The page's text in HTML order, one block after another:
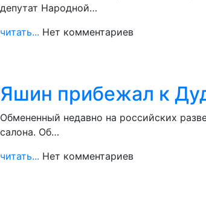
депутат Народной…
читать... Нет комментариев
Яшин прибежал к
Обмененный недавно на российских
салона. Об…
читать... Нет комментариев